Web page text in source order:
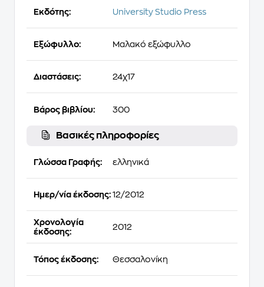
Εκδότης: University Studio Press
Εξώφυλλο: Μαλακό εξώφυλλο
Διαστάσεις: 24χ17
Βάρος βιβλίου: 300
Βασικές πληροφορίες
Γλώσσα Γραφής: ελληνικά
Ημερ/νία έκδοσης: 12/2012
Χρονολογία
έκδοσης:
2012
Τόπος έκδοσης: Θεσσαλονίκη